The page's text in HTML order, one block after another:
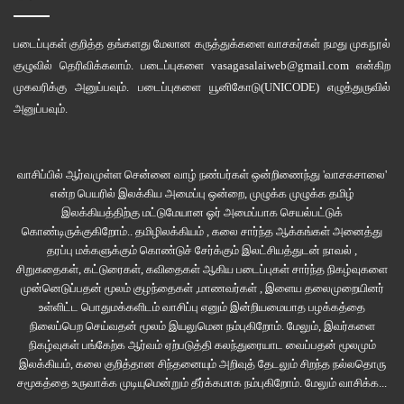
“மாஸச்சூஸட்ஸ் பாஸ்டன் பல்கலைக்கழகத்தில் முதுகலை படிக்க
வேண்டுமென்றால் உங்கள் வங்கிக் கணக்கில் குறைந்தது இருபத்தைந்து
லட்சமாவது இருக்க வேண்டும்” என பேராசிரியர் வகுப்பில் சொன்னது
கிளியோபாட்ராவின் நினைவில் வந்தது. “ச்சே…! என்ன இது விபரீதமான
யோசனை” என தலையில் அடித்துக்கொள்ளப் போனவளை, “நீங்கதான
“உயிருக்கு பெருசா ஆபத்தில்ல” என நர்ஸ் சொன்னதும் தன்னை மீறி
வெளிப்பட்ட அந்த அதிருப்தியை யாரும் பார்த்துவிடக் கூடாதென்பதற்காக
துப்பட்டாவை தலையோடு போர்த்திக் கொண்டாள். சீதோஷனமும்
அதற்கேற்றாற்போல காற்றை சற்று வேகமாக வீசிக் கொடுத்தது. உள்ளங்கை
தேய்த்துவந்த அற்பகால வெப்பத்தை கன்னங்களில் ஏற்றிக்கொண்டாள். நர்ஸ்
மேசை மேலிருந்த ஒரு குறிப்பேட்டை எடுத்து பேஷண்ட்டின் விவரங்களை
ஒவ்வொன்றாக எழுதி, இறுதியாக பேஷண்டின் உறவினர் என்ற முறையில்
கிளியோபாட்ராவின் பெயரைக் கேட்டபோது தான், அவளுக்கு அப்பா மீதிருந்த
கோபம் கைமீறியது.
படைப்புகள் குறித்த தங்களது மேலான கருத்துக்களை வாசகர்கள் நமது முகநூல்
குழுவில் தெரிவிக்கலாம். படைப்புகளை vasagasalaiweb@gmail.com என்கிற
முகவரிக்கு அனுப்பவும். படைப்புகளை யூனிகோடு(UNICODE)எழுத்துருவில்
அனுப்பவும்.
வாசிப்பில் ஆர்வமுள்ள சென்னை வாழ் நண்பர்கள் ஒன்றிணைந்து 'வாசகசாலை'
என்ற பெயரில் இலக்கிய அமைப்பு ஒன்றை, முழுக்க முழுக்க தமிழ்
இலக்கியத்திற்கு மட்டுமேயான ஓர் அமைப்பாக செயல்பட்டுக்
கொண்டிருக்குகிறோம்.. தமிழிலக்கியம் , கலை சார்ந்த ஆக்கங்கள் அனைத்து
தரப்பு மக்களுக்கும் கொண்டுச் சேர்க்கும் இலட்சியத்துடன் நாவல் ,
சிறுகதைகள், கட்டுரைகள், கவிதைகள் ஆகிய படைப்புகள் சார்ந்த நிகழ்வுகளை
முன்னெடுப்பதன் மூலம் குழந்தைகள் ,மாணவர்கள் , இளைய தலைமுறையினர்
உள்ளிட்ட பொதுமக்களிடம் வாசிப்பு எனும் இன்றியமையாத பழக்கத்தை
நிலைப்பெற செய்வதன் மூலம் இயலுமென நம்புகிறோம். மேலும், இவர்களை
நிகழ்வுகள் பங்கேற்க ஆர்வம் ஏற்படுத்தி கலந்துரையாட வைப்பதன் மூலமும்
இலக்கியம், கலை குறித்தான சிந்தனையும் அறிவுத் தேடலும் சிறந்த நல்லதொரு
சமூகத்தை உருவாக்க முடியுமென்றும் தீர்க்கமாக நம்புகிறோம். மேலும் வாசிக்க...